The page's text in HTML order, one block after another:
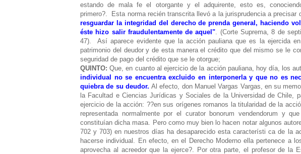
estando de mala fe el otorgante y el adquirente, esto es,
primero?.
Esta norma recién transcrita llevó a la jurisprudencia a precisar
resguardar la integridad del derecho de prenda general, haciendo
éste hizo salir fraudulentamente de aquel" . (Corte Suprema, 8 de
47).
Así aparece evidente que la acción pauliana que es la ejercida
patrimonio del deudor y de esta manera el crédito que del mismo se le
seguridad de pago del crédito que se le otorgue;
QUINTO: Que, en cuanto al ejercicio de la acción pauliana, hoy día, los
individual no se encuentra excluido en interponerla y que no es
quiebra de su deudor. Al efecto, don Manuel Vargas Vargas, en su
la Facultad e Ciencias Jurídicas y Sociales de la Universidad de Chile,
ejercicio de la acción: ??en sus orígenes romanos la titularidad de la
representada normalmente por el curator bonorum vendendorum y
constituían dicha masa. Pero como muy bien lo hacen notar algunos
702 y 703) en nuestros días ha desaparecido esta característi ca de la
hacerse individual. En efecto, en el Derecho Moderno ella pertenece a
aprovecha al acreedor que la ejerce?.
Por otra parte, el profesor de la